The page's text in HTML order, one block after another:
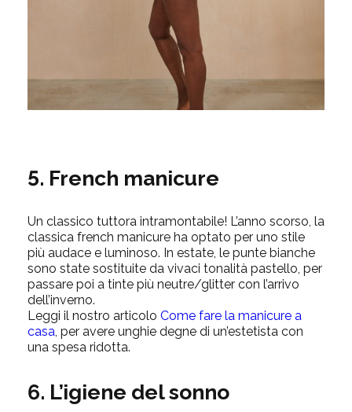
5. French manicure
Un classico tuttora intramontabile! L’anno scorso, la
classica french manicure ha optato per uno stile
più audace e luminoso. In estate, le punte bianche
sono state sostituite da vivaci tonalità pastello, per
passare poi a tinte più neutre/glitter con l’arrivo
dell’inverno.
Leggi il nostro articolo Come fare la manicure a
casa, per avere unghie degne di un’estetista con
una spesa ridotta.
6. L’igiene del sonno